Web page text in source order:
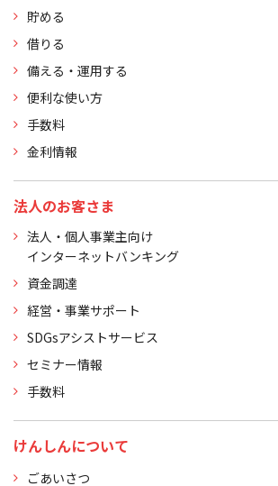
貯める
借りる
備える・運用する
便利な使い方
手数料
金利情報
法人のお客さま
法人・個人事業主向け
インターネットバンキング
資金調達
経営・事業サポート
SDGsアシストサービス
セミナー情報
手数料
けんしんについて
ごあいさつ